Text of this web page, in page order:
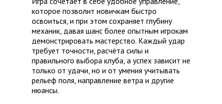
которое позволит новичкам быстро
освоиться, и при этом сохраняет глубину
механик, давая шанс более опытным игрокам
демонстрировать мастерство. Каждый удар
требует точности, расчёта силы и
правильного выбора клуба, а успех зависит не
только от удачи, но и от умения учитывать
рельеф поля, направление ветра и другие
нюансы.